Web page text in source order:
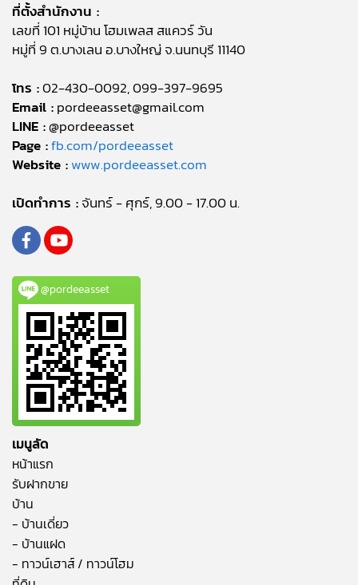
ที่ตั้งสำนักงาน :
เลขที่ 101 หมู่บ้าน โฮมเพลส สแควร์ วัน
หมู่ที่ 9 ต.บางเลน อ.บางใหญ่ จ.นนทบุรี 11140
โทร :02-430-0092, 099-397-9695
Email :pordeeasset@gmail.com
LINE :@pordeeasset
Page :fb.com/pordeeasset
Website :www.pordeeasset.com
เปิดทำการ :จันทร์ - ศุกร์, 9.00 - 17.00 น.
@pordeeasset
เมนูลัด
หน้าแรก
รับฝากขาย
บ้าน
- บ้านเดี่ยว
- บ้านแฝด
- ทาวน์เฮาส์ / ทาวน์โฮม